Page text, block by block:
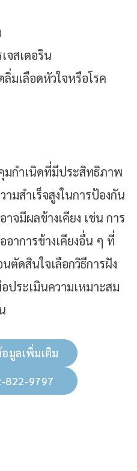
จสเตอริน
มเลือดหัวใจหรือโรค
มกำเนิดที่มีประสิทธิภาพ
มสำเร็จสูงในการป้องกัน
จมีผลข้างเคียง เช่น การ
าการข้างเคียงอื่น ๆ ที่
ตัดสินใจเลือกวิธีการฝัง
ระเมินความเหมาะสม
มูลเพิ่มเติม
822-9797